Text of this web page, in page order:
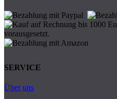
SERVICE
Über uns